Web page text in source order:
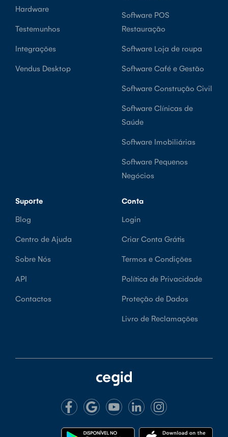
Hardware
Testemunhos
Integrações
Vendus Desktop
Software POS
Restauração
Software Loja de roupa
Software Café e Gestão
Software Construção Civil
Software Clínicas de
Saúde
Software Imobiliárias
Software Pequenos
Negócios
Suporte
Blog
Centro de Ajuda
Sobre Nós
API
Contactos
Conta
Login
Criar Conta Grátis
Termos e Condições
Política de Privacidade
Proteção de Dados
Livro de Reclamações